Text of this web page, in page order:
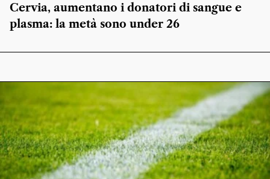
Cervia, aumentano i donatori di sangue e
plasma: la metà sono under 26